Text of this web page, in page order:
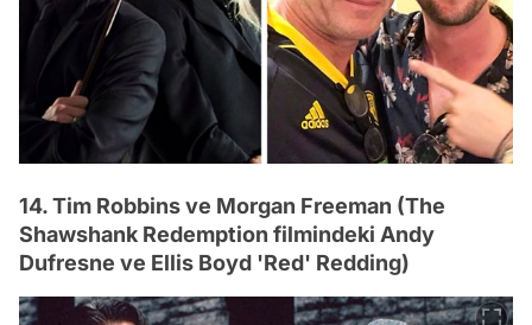
14. Tim Robbins ve Morgan Freeman (The
Shawshank Redemption filmindeki Andy
Dufresne ve Ellis Boyd 'Red' Redding)